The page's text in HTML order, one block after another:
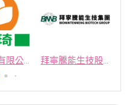
仕琦股份有限公司 拜寧騰能生技股份有限公司